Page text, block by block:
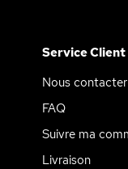
Service Client
Nous contacter
FAQ
Suivre ma
Livraison